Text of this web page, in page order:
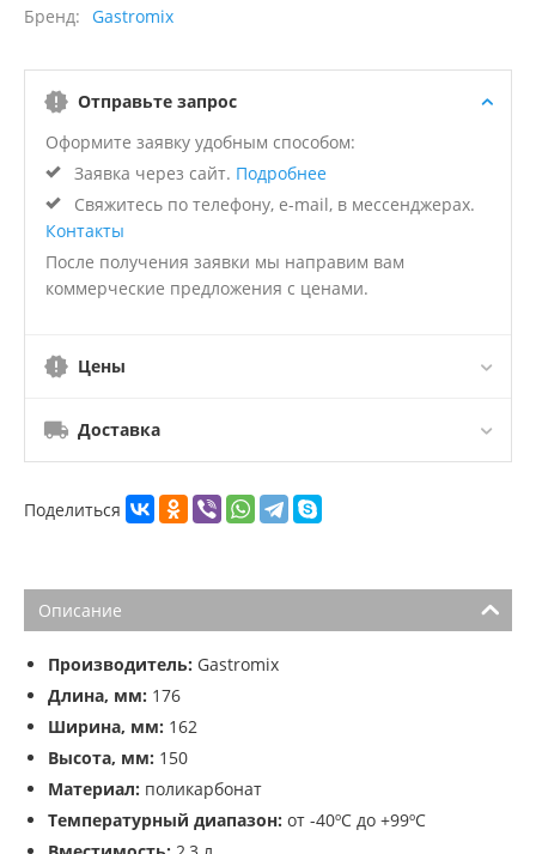
Бренд
Gastromix
Отправьте запрос
Оформите заявку удобным способом:
Заявка через сайт. Подробнее
Свяжитесь по телефону, e-mail, в мессенджерах.
Контакты
После получения заявки мы направим вам
коммерческие предложения с ценами.
Цены
Доставка
Поделиться
Описание
Производитель: Gastromix
Длина, мм: 176
Ширина, мм: 162
Высота, мм: 150
Материал: поликарбонат
Температурный диапазон: от -40ºС до +99ºС